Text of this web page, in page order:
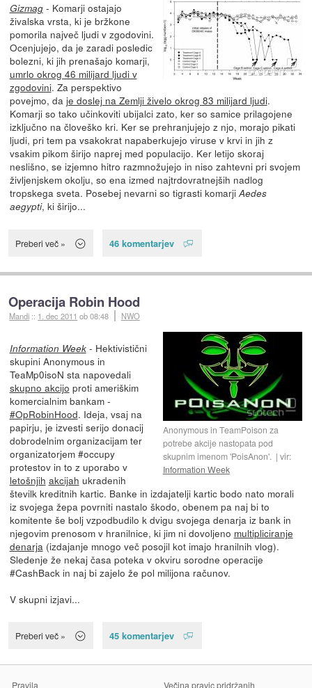
Gizmag- Komarji ostajajo
živalska vrsta, ki je bržkone
pomorila največ ljudi v zgodovini.
Ocenjujejo, da je zaradi posledic
bolezni, ki jih prenašajo komarji,
umrlo okrog 46 milijard ljudi v
zgodovini. Za perspektivo
povejmo, da je doslej na Zemlji živelo okrog 83 milijard ljudi.
Komarji so tako učinkoviti ubijalci zato, ker so samice prilagojene
izključno na človeško kri. Ker se prehranjujejo z njo, morajo pikati
ljudi, pri tem pa vsakokrat napaberkujejo viruse v krvi in jih z
vsakim pikom širijo naprej med populacijo. Ker letijo skoraj
neslišno, se izjemno hitro razmnožujejo in niso zahtevni pri svojem
življenjskem okolju, so ena izmed najtrdovratnejših nadlog
tropskega sveta. Posebej nevarni so tigrasti komarjiAedes
aegypti, ki širijo...
Preberi več » 46 komentarjev
Operacija Robin Hood
Mandi :: 1. dec 2011 ob 08:48 NWO
Anonymous in TeamPoison za
potrebe akcije nastopata pod
skupnim imenom 'PoisAnon'.
vir:
Information Week
Information Week- Hektivistični
skupini Anonymous in
TeaMp0isoN sta napovedali
skupno akcijo proti ameriškim
komercialnim bankam -
#OpRobinHood. Ideja, vsaj na
papirju, je izvesti serijo donacij
dobrodelnim organizacijam ter
organizatorjem #occupy
protestov in to z uporabo v
letošnjih akcijah ukradenih
številk kreditnih kartic. Banke in izdajatelji kartic bodo nato morali
iz svojega žepa povrniti nastalo škodo, obenem pa naj bi to
komitente še bolj vzpodbudilo k dvigu svojega denarja iz bank in
njegovim prenosom v hranilnice, ki jim ni dovoljeno multipliciranje
denarja (izdajanje mnogo več posojil kot imajo hranilnih vlog).
Sledenje že nekaj časa poteka v okviru sorodne operacije
#CashBack in naj bi zajelo že pol milijona računov.
V skupni izjavi...
Preberi več » 45 komentarjev
Pravila Večina pravic pridržanih